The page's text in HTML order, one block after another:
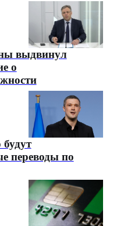
выдвинул
о
переводы по